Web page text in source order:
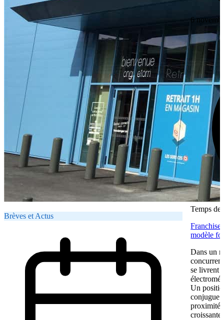
Brèves et Actus
6
Temps de
Franchise
modèle
Dans un
se livrent
Un
conjugue
proximité.